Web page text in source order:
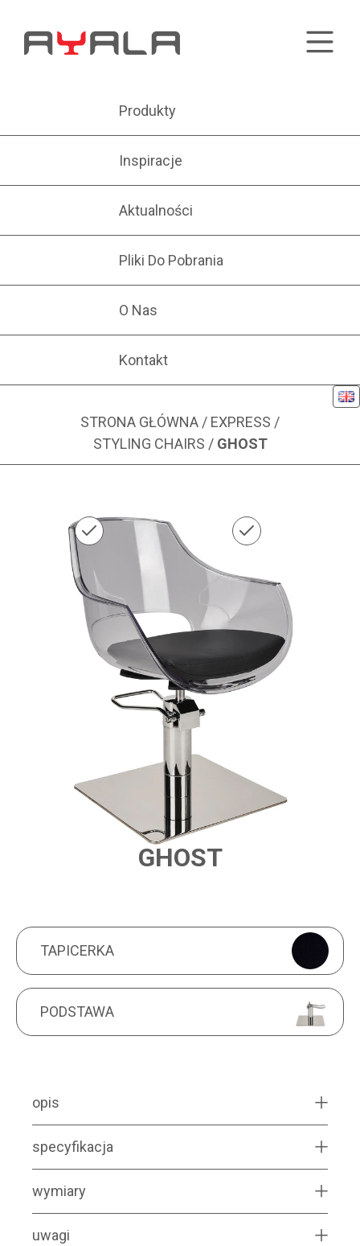
Produkty
Inspiracje
Aktualności
Pliki Do Pobrania
O Nas
Kontakt
STRONA GŁÓWNA / EXPRESS /
STYLING CHAIRS / GHOST
Zdjęcie 1 z 1
GHOST
TAPICERKA
TAPICERKA
PODSTAWA
PODSTAWA
opis
specyfikacja
wymiary
uwagi